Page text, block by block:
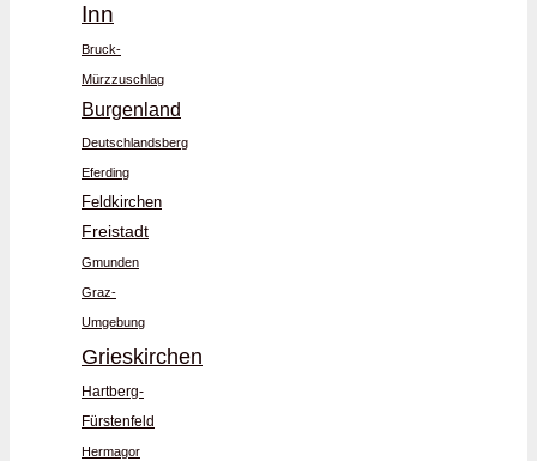
Inn
Bruck-
Mürzzuschlag
Burgenland
Deutschlandsberg
Eferding
Feldkirchen
Freistadt
Gmunden
Graz-
Umgebung
Grieskirchen
Hartberg-
Fürstenfeld
Hermagor